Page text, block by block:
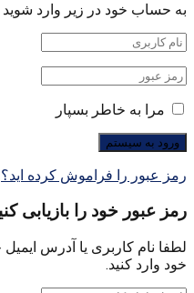
به حساب خود در زیر وارد شوید
مرا به خاطر بسپار
رمز عبور را فراموش کرده اید؟
رمز عبور خود را بازیابی
لطفا نام کاربری یا آدرس
خود وارد کنید.